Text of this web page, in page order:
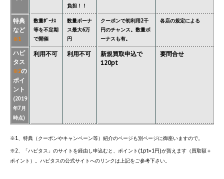
負担！！
特典
など
※1
数量ﾎﾞｰﾅｽ
等を不定期
で開催
数量ボーナ
ス最大6万
円
クーポンで初利用2千
円のチャンス。数量ボ
ーナスも有。
各店の規定による
ハピ
タス
※2の
ポイ
ント
(2019
年7月
時点)
利用不可 利用不可
新規買取申込で
120pt
要問合せ
※1、特典（クーポンやキャンペーン等）紹介のページも別ページに御座いますので。
※2、「ハピタス」のサイトを経由し申込むと、ポイント(1pt=1円)が貰えます（買取額＋
ポイント）。ハピタスの公式サイトへのリンクは上記をご参考下さい。